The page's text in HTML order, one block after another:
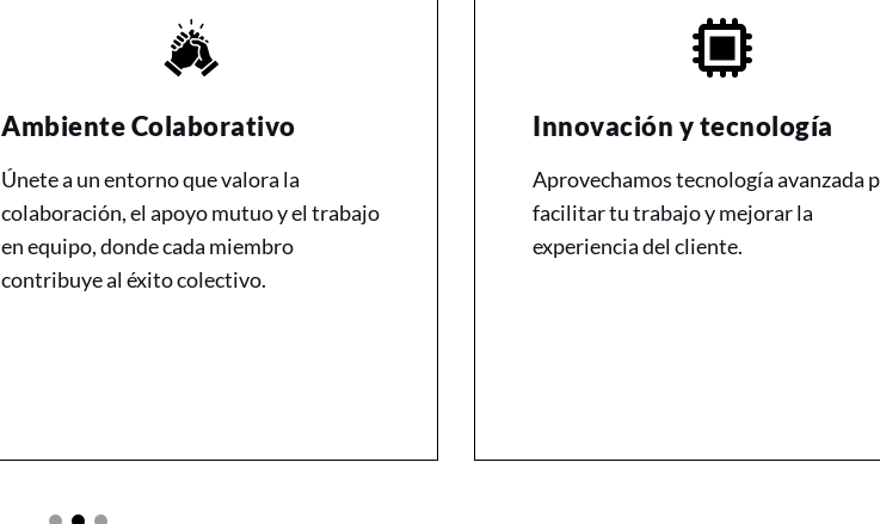
Ambiente Colaborativo
Únete a un entorno que valora la
colaboración, el apoyo mutuo y el trabajo
en equipo, donde cada miembro
contribuye al éxito colectivo.
Innovación y tecnología
Aprovechamos tecnología avanzada
facilitar tu trabajo y mejorar la
experiencia del cliente.